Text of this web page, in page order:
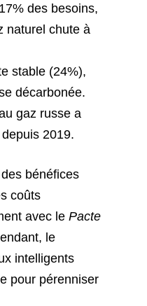
des besoins,
naturel chute à
stable (24%),
décarbonée.
gaz russe a
2019.
bénéfices
coûts
avec lePacte
le
intelligents
pour pérenniser